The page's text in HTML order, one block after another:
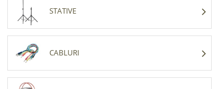
STATIVE
CABLURI